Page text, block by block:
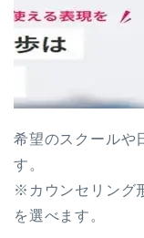
希望のスクールや
す。
※カウンセリング
を選べます。